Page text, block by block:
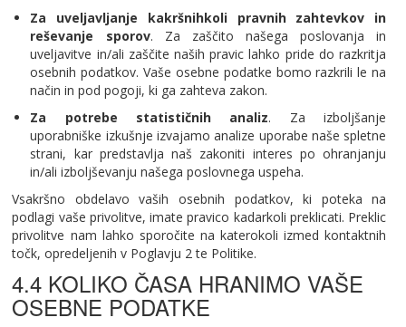
Za uveljavljanje kakršnihkoli pravnih zahtevkov in
reševanje sporov. Za zaščito našega poslovanja in
uveljavitve in/ali zaščite naših pravic lahko pride do razkritja
osebnih podatkov. Vaše osebne podatke bomo razkrili le na
način in pod pogoji, ki ga zahteva zakon.
Za potrebe statističnih analiz. Za izboljšanje
uporabniške izkušnje izvajamo analize uporabe naše spletne
strani, kar predstavlja naš zakoniti interes po ohranjanju
in/ali izboljševanju našega poslovnega uspeha.
Vsakršno obdelavo vaših osebnih podatkov, ki poteka na
podlagi vaše privolitve, imate pravico kadarkoli preklicati. Preklic
privolitve nam lahko sporočite na katerokoli izmed kontaktnih
točk, opredeljenih v Poglavju 2 te Politike.
4.4 KOLIKO ČASA HRANIMO VAŠE
OSEBNE PODATKE